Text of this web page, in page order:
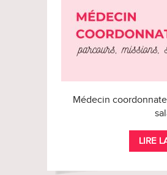
Médecin
LIRE